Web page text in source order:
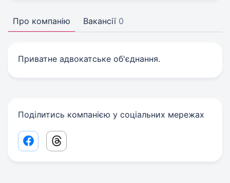
Про компанію Вакансії 0
Приватне адвокатське об'єднання.
Поділитись компанією у соціальних мережах
Facebook share link
Threads share link